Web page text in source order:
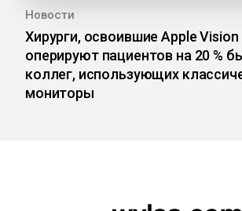
Новости
Хирурги, освоившие Apple Vision
оперируют пациентов на 20 %
коллег, использующих
мониторы